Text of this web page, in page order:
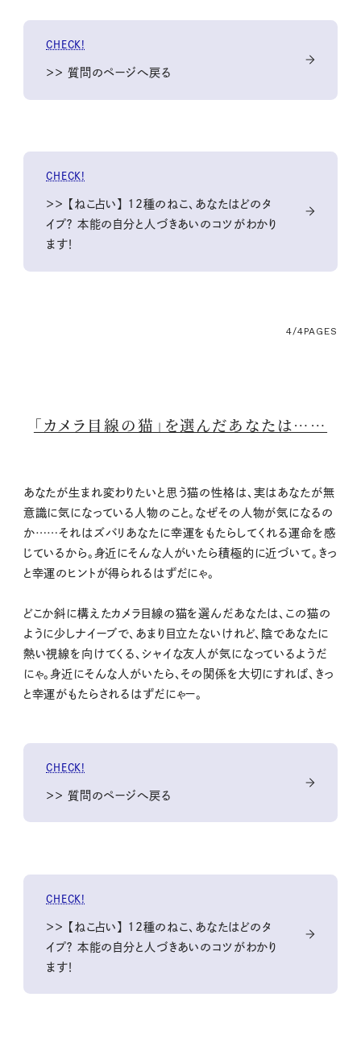
CHECK!
＞＞ 質問のページへ戻る
CHECK!
＞＞ 【ねこ占い】 12種のねこ、あなたはどのタ
イプ？ 本能の自分と人づきあいのコツがわかり
ます！
4/4PAGES
「カメラ目線の猫」を選んだあなたは……
あなたが生まれ変わりたいと思う猫の性格は、実はあなたが無
意識に気になっている人物のこと。なぜその人物が気になるの
か……それはズバリあなたに幸運をもたらしてくれる運命を感
じているから。身近にそんな人がいたら積極的に近づいて。きっ
と幸運のヒントが得られるはずだにゃ。
どこか斜に構えたカメラ目線の猫を選んだあなたは、この猫の
ように少しナイーブで、あまり目立たないけれど、陰であなたに
熱い視線を向けてくる、シャイな友人が気になっているようだ
にゃ。身近にそんな人がいたら、その関係を大切にすれば、きっ
と幸運がもたらされるはずだにゃー。
CHECK!
＞＞ 質問のページへ戻る
CHECK!
＞＞ 【ねこ占い】 12種のねこ、あなたはどのタ
イプ？ 本能の自分と人づきあいのコツがわかり
ます！